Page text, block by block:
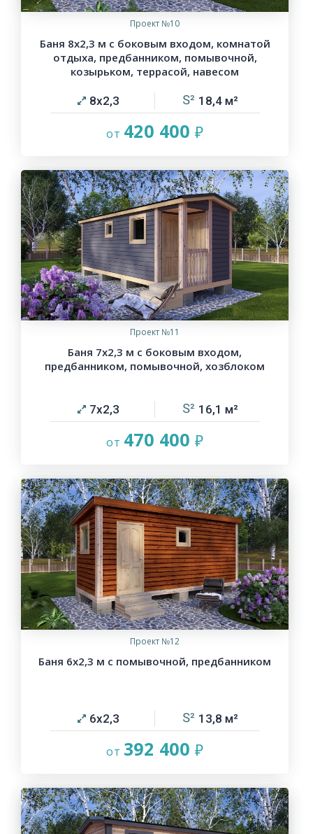
Проект №10
Баня 8х2,3 м с боковым входом, комнатой
отдыха, предбанником, помывочной,
козырьком, террасой, навесом
8х2,3 18,4
420 400
Проект №11
Баня 7х2,3 м с боковым входом,
предбанником, помывочной, хозблоком
7х2,3 16,1
470 400
Проект №12
Баня 6х2,3 м с помывочной, предбанником
6х2,3 13,8
392 400